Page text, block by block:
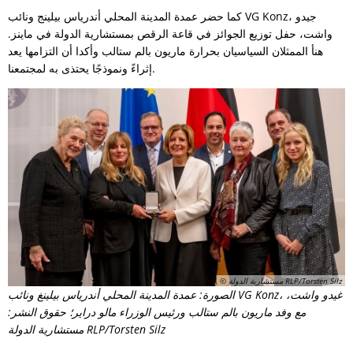
كما حضر عمدة المدينة المحلي أندرياس بيلينج ونائب VG Konz، جيدو
واشت، حفل توزيع الجوائز في قاعة الرقص بمستشارية الدولة في ماينز.
هنأ الممثلان السياسيان بحرارة ماريون بالم ستالب وأكدا أن التزامها يعد
إثراءً ونموذجًا يحتذى به لمجتمعنا.
© مستشارية الدولة RLP/Torsten Silz
الصورة: عمدة المدينة المحلي أندرياس بيلينغ ونائب VG Konz، غيدو واشت،
مع وفد ماريون بالم ستالب ورئيس الوزراء مالو دراير؛ حقوق النشر:
مستشارية الدولة RLP/Torsten Silz